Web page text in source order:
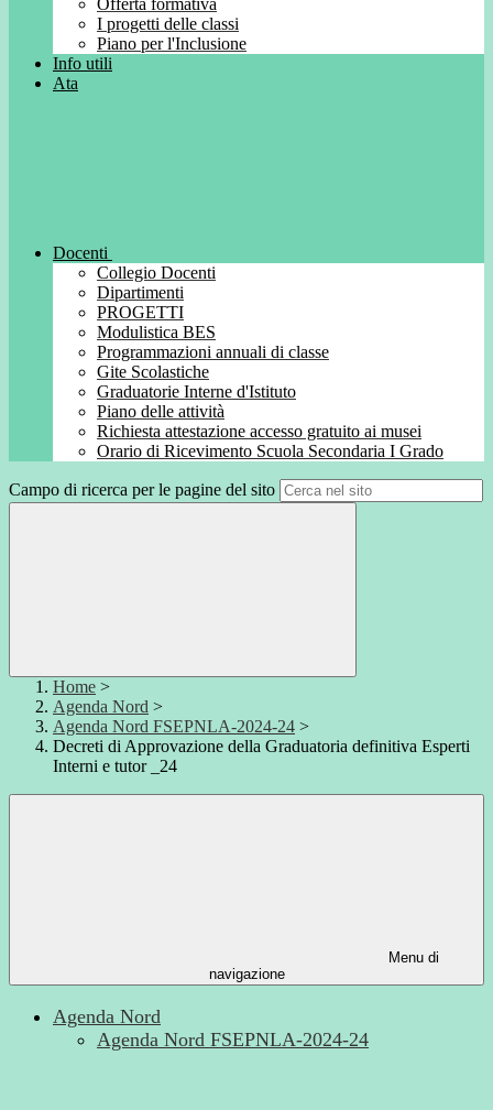
Offerta formativa
I progetti delle classi
Piano per l'Inclusione
Info utili
Ata
Docenti
Collegio Docenti
Dipartimenti
PROGETTI
Modulistica BES
Programmazioni annuali di classe
Gite Scolastiche
Graduatorie Interne d'Istituto
Piano delle attività
Richiesta attestazione accesso gratuito ai musei
Orario di Ricevimento Scuola Secondaria I Grado
Campo di ricerca per le pagine del sito
Home >
Agenda Nord >
Agenda Nord FSEPNLA-2024-24 >
Decreti di Approvazione della Graduatoria definitiva Esperti
Interni e tutor _24
Menu di
navigazione
Agenda Nord
Agenda Nord FSEPNLA-2024-24